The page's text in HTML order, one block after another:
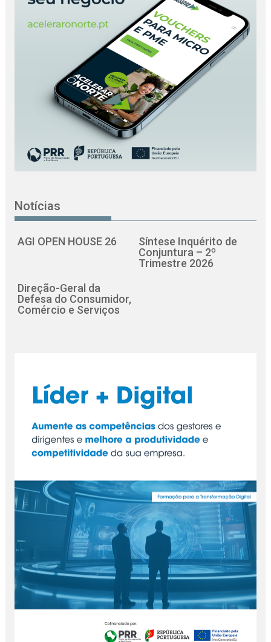
Notícias
AGI OPEN HOUSE 26
Síntese Inquérito de
Conjuntura – 2º
Trimestre 2026
Direção-Geral da
Defesa do Consumidor,
Comércio e Serviços